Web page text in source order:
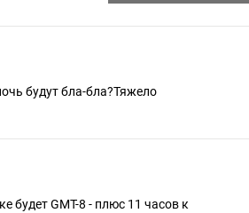
будут бла-бла?Тяжело
будет GMT-8 - плюс 11 часов к